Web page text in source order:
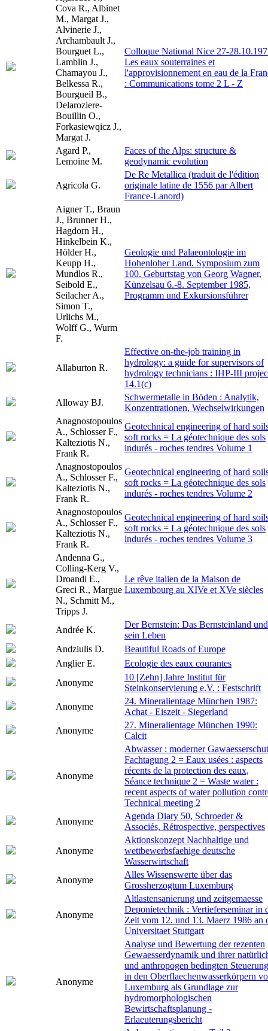
Cova R., Albinet
M., Margat J.,
Alvinerie J.,
Archambault J.,
Bourguet L.,
Lamblin J.,
Chamayou J.,
Belkessa R.,
Bourgueil B.,
Delaroziere-
Bouillin O.,
Forkasiewqicz J.,
Margat J.
Colloque National Nice 27-
Les eaux souterraines et
l'approvisionnement en eau de la
: Communications tome 2 L - Z
Agard P.,
Lemoine M.
Faces of the Alps: structure &
geodynamic evolution
Agricola G.
De Re Metallica (traduit de l'édition
originale latine de 1556 par Albert
France-Lanord)
Aigner T., Braun
J., Brunner H.,
Hagdorn H.,
Hinkelbein K.,
Hölder H.,
Keupp H.,
Mundlos R.,
Seibold E.,
Seilacher A.,
Simon T.,
Urlichs M.,
Wolff G., Wurm
F.
Geologie und Palaeontologie im
Hohenloher Land. Symposium zum
100. Geburtstag von Georg Wagner,
Künzelsau 6.-8. September 1985,
Programm und Exkursionsführer
Allaburton R.
Effective on-the-job training in
hydrology: a guide for supervisors of
hydrology technicians : IHP-III
14.1(c)
Alloway BJ.
Schwermetalle in Böden : Analytik,
Konzentrationen, Wechselwirkungen
Anagnostopoulos
A., Schlosser F.,
Kalteziotis N.,
Frank R.
Geotechnical engineering of hard
soft rocks = La géotechnique des sols
indurés - roches tendres Volume 1
Anagnostopoulos
A., Schlosser F.,
Kalteziotis N.,
Frank R.
Geotechnical engineering of hard
soft rocks = La géotechnique des sols
indurés - roches tendres Volume 2
Anagnostopoulos
A., Schlosser F.,
Kalteziotis N.,
Frank R.
Geotechnical engineering of hard
soft rocks = La géotechnique des sols
indurés - roches tendres Volume 3
Andenna G.,
Colling-Kerg V.,
Droandi E.,
Greci R., Margue
N., Schmitt M.,
Tripps J.
Le rêve italien de la Maison de
Luxembourg au XIVe et XVe siècles
Andrée K.
Der Bernstein: Das Bernsteinland und
sein Leben
Andziulis D.
Beautiful Roads of Europe
Anglier E.
Ecologie des eaux courantes
Anonyme
10 [Zehn] Jahre Institut für
Steinkonservierung e.V. : Festschrift
Anonyme
24. Mineralientage München 1987:
Achat - Eiszeit - Siegerland
Anonyme
27. Mineralientage München 1990:
Calcit
Anonyme
Abwasser : moderner
Fachtagung 2 = Eaux usées : aspects
récents de la protection des eaux,
Séance technique 2 = Waste water :
recent aspects of water pollution
Technical meeting 2
Anonyme
Agenda Diary 50, Schroeder &
Associés, Rétrospective, perspectives
Anonyme
Aktionskonzept Nachhaltige und
wettbewerbsfaehige deutsche
Wasserwirtschaft
Anonyme
Alles Wissenswerte über das
Grossherzogtum Luxemburg
Anonyme
Altlastensanierung und zeitgemaesse
Deponietechnik : Vertieferseminar in
Zeit vom 12. und 13. Maerz 1986 an
Universitaet Stuttgart
Anonyme
Analyse und Bewertung der rezenten
Gewaesserdynamik und ihrer
und anthropogen bedingten Steuerung
in den Oberflaechenwasserkörpern
Luxemburg als Grundlage zur
hydromorphologischen
Bewirtschaftsplanung -
Erlaeuterungsbericht